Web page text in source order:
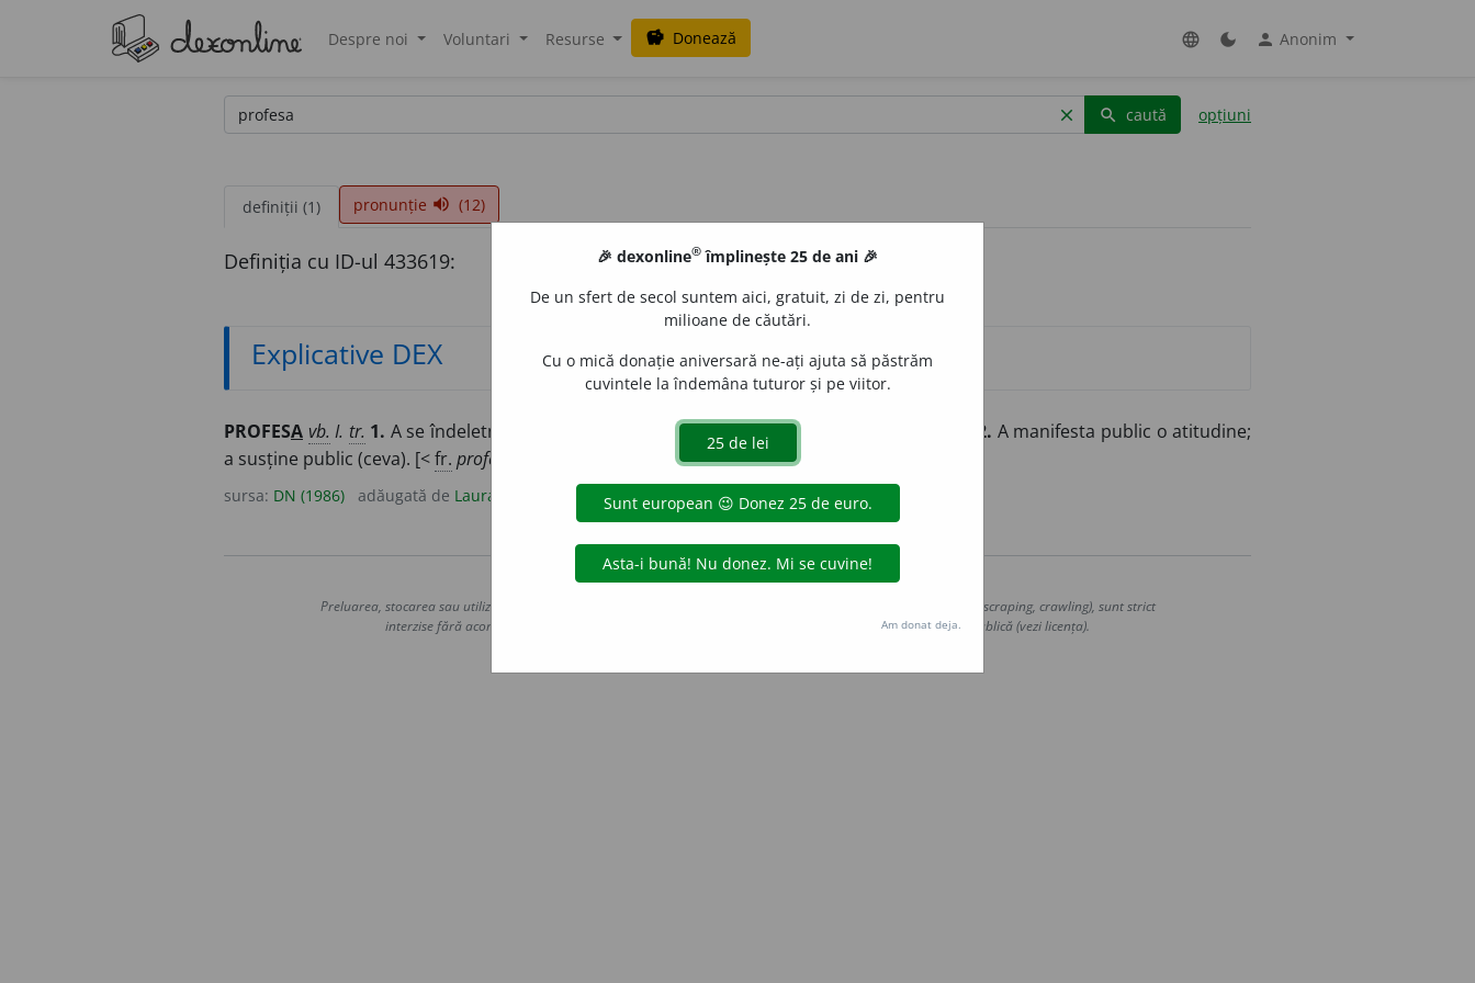
Despre noi Voluntari Resurse savings Donează language dark_mode person Anonim
clear search caută opțiuni
definiții (1) pronunție volume_up (12)
Definiția cu ID-ul 433619:
Explicative DEX
PROFESA vb. I. tr. 1. A se îndeletnici cu..., a exercita, a practica o profesiune, o meserie etc. 2. A manifesta public o atitudine;
a susține public (ceva). [<fr. professer
sursa: DN (1986) adăugată de LauraGellner acțiuni
Copyright © 2004-2026 dexonline (https://dexonline.ro)
Preluarea, stocarea sau utilizarea datelor de pe acest site, inclusiv prin orice metode de extragere automată (web scraping, crawling), sunt strict
interzise fără acordul nostru prealabil scris, cu excepția seturilor de date oferite oficial spre utilizare publică (vezi licența).
🎉 dexonline® împlinește 25 de ani 🎉
De un sfert de secol suntem aici, gratuit, zi de zi, pentru
milioane de căutări.
Cu o mică donație aniversară ne-ați ajuta să păstrăm
cuvintele la îndemâna tuturor și pe viitor.
Am donat deja.